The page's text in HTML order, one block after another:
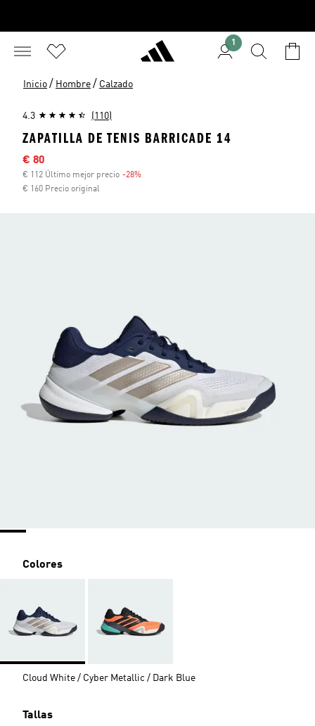
1
Inicio / Hombre / Calzado
4.3 (110)
ZAPATILLA DE TENIS BARRICADE 14
Precio rebajado
€ 80
€ 112 Último mejor precio -28%
€ 160 Precio original
Colores
Cloud White / Cyber Metallic / Dark Blue
Tallas